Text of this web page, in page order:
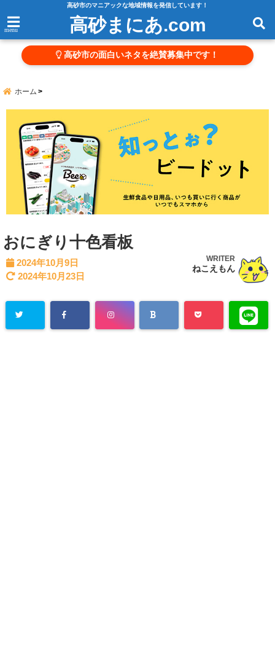
高砂市のマニアックな地域情報を発信しています！
menu 高砂まにあ.com
高砂市の面白いネタを絶賛募集中です！
ホーム
おにぎり十色看板
2024年10月9日
2024年10月23日
WRITER
ねこえもん